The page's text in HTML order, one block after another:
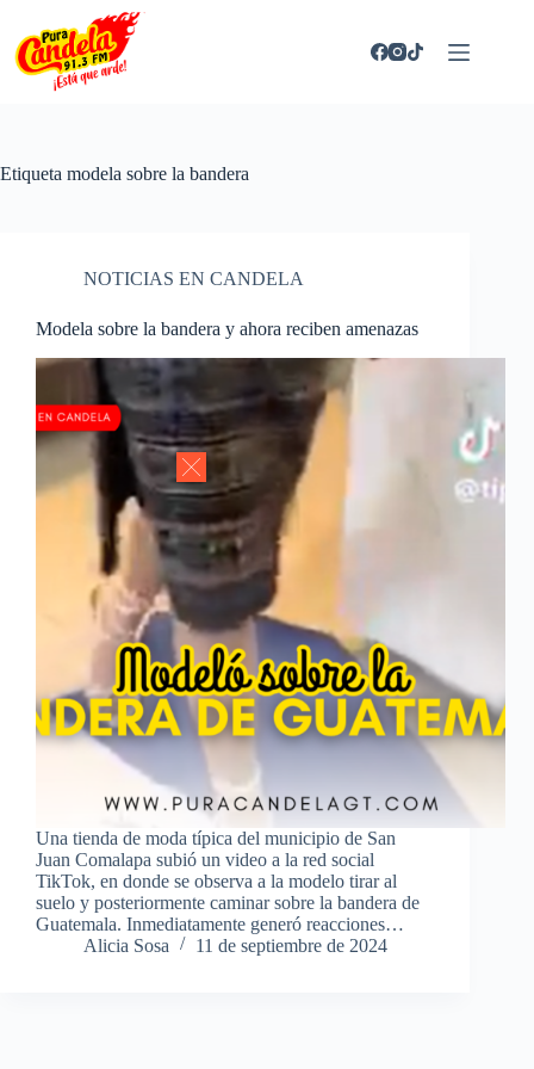
contenido
Etiqueta modela sobre la bandera
NOTICIAS EN CANDELA
Modela sobre la bandera y ahora reciben amenazas
Una tienda de moda típica del municipio de San
Juan Comalapa subió un video a la red social
TikTok, en donde se observa a la modelo tirar al
suelo y posteriormente caminar sobre la bandera de
Guatemala. Inmediatamente generó reacciones…
Alicia Sosa
11 de septiembre de 2024